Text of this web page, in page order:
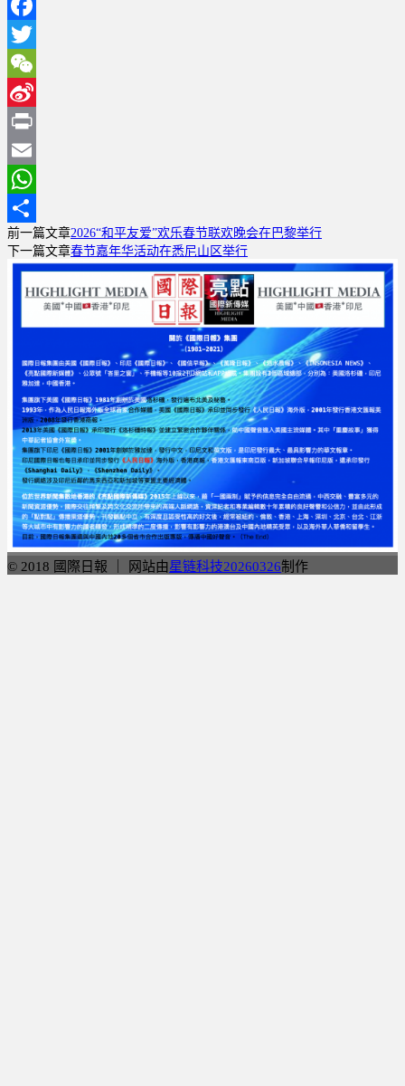
Facebook
Twitter
WeChat
Sina
Weibo
Print
Email
WhatsApp
分
享
前一篇文章2026“和平友爱”欢乐春节联欢晚会在巴黎举行
下一篇文章春节嘉年华活动在悉尼山区举行
© 2018 國際日報 ｜ 网站由星链科技20260326制作